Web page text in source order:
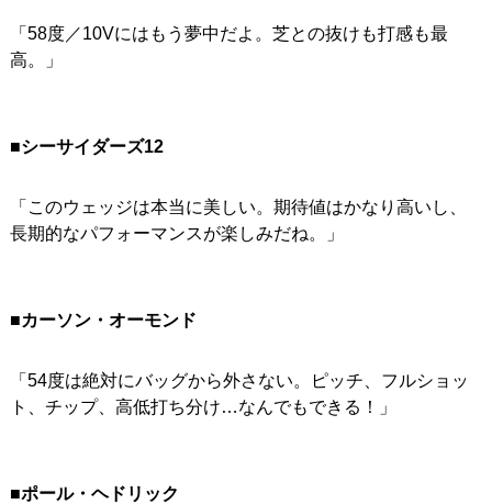
「58度／10Vにはもう夢中だよ。芝との抜けも打感も最
高。」
■シーサイダーズ12
「このウェッジは本当に美しい。期待値はかなり高いし、
長期的なパフォーマンスが楽しみだね。」
■カーソン・オーモンド
「54度は絶対にバッグから外さない。ピッチ、フルショッ
ト、チップ、高低打ち分け…なんでもできる！」
■ポール・ヘドリック